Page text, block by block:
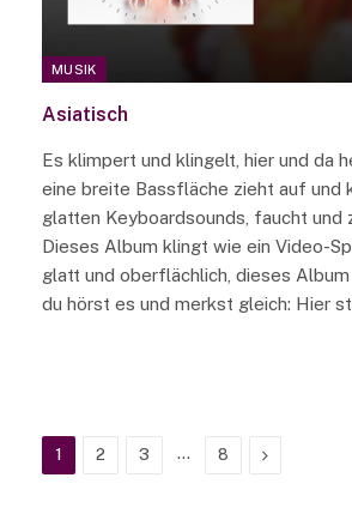
MUSIK
Asiatisch
Es klimpert und klingelt, hier und da
eine breite Bassfläche zieht auf und
glatten Keyboardsounds, faucht und
Dieses Album klingt wie ein Video-
glatt und oberflächlich, dieses
du hörst es und merkst gleich: Hier
1 2 3 … 8 Next